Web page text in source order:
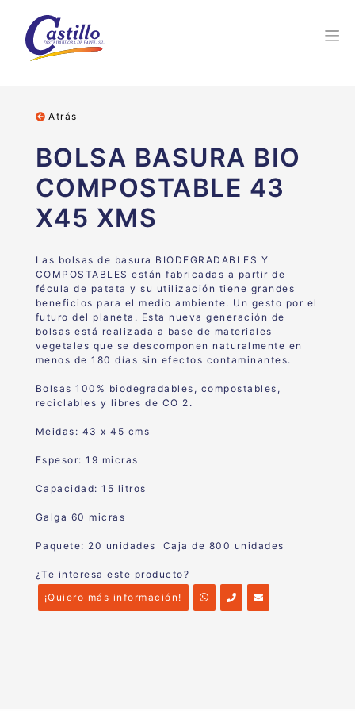
Atrás
BOLSA BASURA BIO
COMPOSTABLE 43
X45 XMS
Las bolsas de basura BIODEGRADABLES Y
COMPOSTABLES están fabricadas a partir de
fécula de patata y su utilización tiene grandes
beneficios para el medio ambiente. Un gesto por el
futuro del planeta. Esta nueva generación de
bolsas está realizada a base de materiales
vegetales que se descomponen naturalmente en
menos de 180 días sin efectos contaminantes.
Bolsas 100% biodegradables, compostables,
reciclables y libres de CO 2.
Meidas: 43 x 45 cms
Espesor: 19 micras
Capacidad: 15 litros
Galga 60 micras
Paquete: 20 unidades Caja de 800 unidades
¿Te interesa este producto?
¡Quiero más información!